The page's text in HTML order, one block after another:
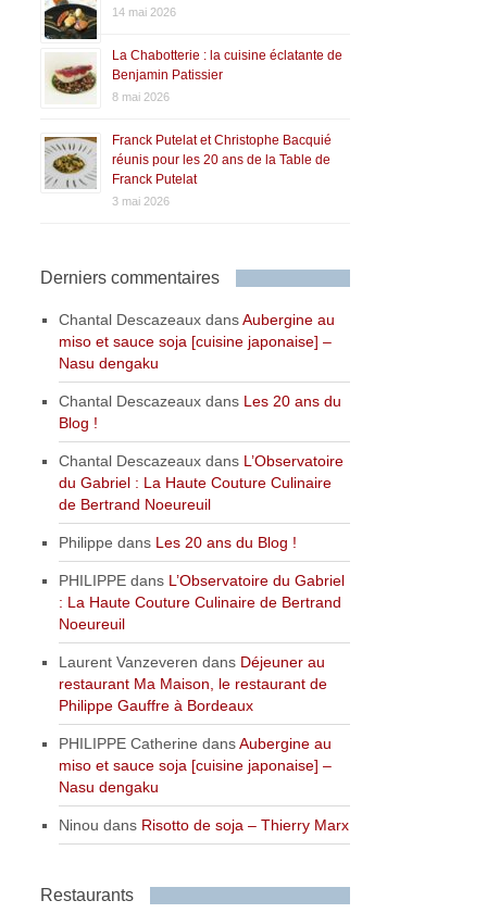
14 mai 2026
La Chabotterie : la cuisine éclatante de
Benjamin Patissier
8 mai 2026
Franck Putelat et Christophe Bacquié
réunis pour les 20 ans de la Table de
Franck Putelat
3 mai 2026
Derniers commentaires
Chantal Descazeaux dansAubergine au
miso et sauce soja [cuisine japonaise] –
Nasu dengaku
Chantal Descazeaux dans Les 20 ans du
Blog !
Chantal Descazeaux dans L’Observatoire
du Gabriel : La Haute Couture Culinaire
de Bertrand Noeureuil
Philippe dans Les 20 ans du Blog !
PHILIPPE dans L’Observatoire du Gabriel
: La Haute Couture Culinaire de Bertrand
Noeureuil
Laurent Vanzeveren dans Déjeuner au
restaurant Ma Maison, le restaurant de
Philippe Gauffre à Bordeaux
PHILIPPE Catherine dansAubergine au
miso et sauce soja [cuisine japonaise] –
Nasu dengaku
Ninou dans Risotto de soja – Thierry Marx
Restaurants